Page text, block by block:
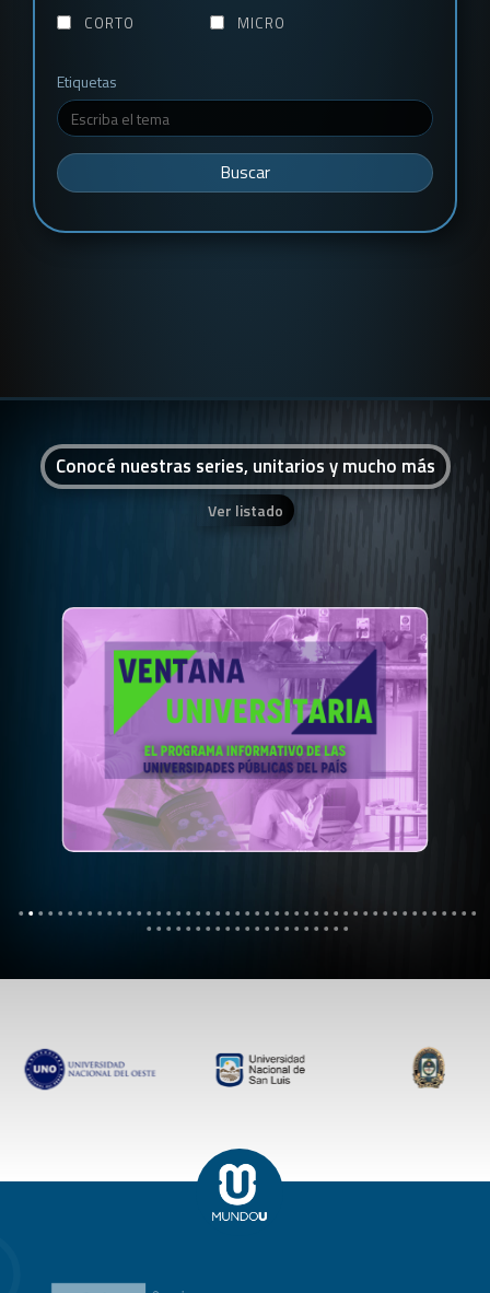
CORTO
MICRO
Etiquetas
Buscar
Conocé nuestras series, unitarios y mucho más
Ver listado